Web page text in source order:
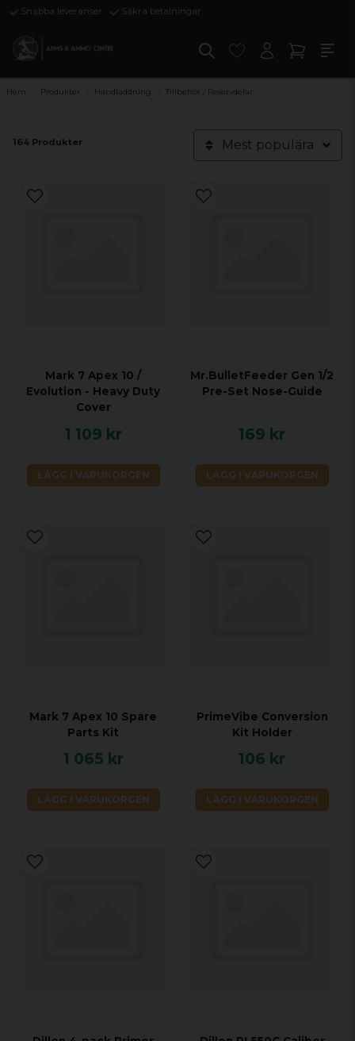
Snabba leveranser Säkra betalningar
Hem Produkter Handladdning Tillbehör / Reservdelar
164 Produkter Mest populära
Mark 7 Apex 10 /
Evolution - Heavy Duty
Cover
1 109 kr
LÄGG I VARUKORGEN
Mr.BulletFeeder Gen 1/2
Pre-Set Nose-Guide
169 kr
LÄGG I VARUKORGEN
Mark 7 Apex 10 Spare
Parts Kit
1 065 kr
LÄGG I VARUKORGEN
PrimeVibe Conversion
Kit Holder
106 kr
LÄGG I VARUKORGEN